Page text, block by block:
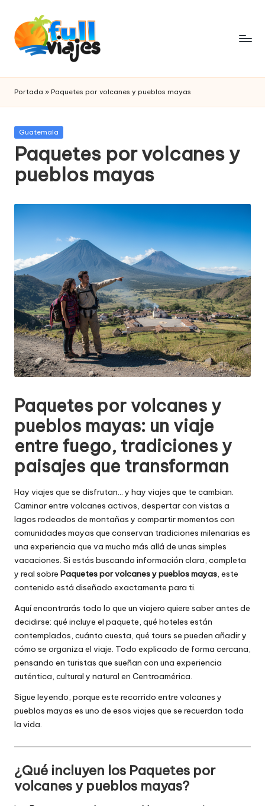
Saltar
contenido
F
u
ll
v
i
a
e
s
viajes
Portada » Paquetes por volcanes y pueblos mayas
Publicada
Guatemala
Paquetes por volcanes y
pueblos mayas
Paquetes por volcanes y
pueblos mayas: un viaje
entre fuego, tradiciones y
paisajes que transforman
Hay viajes que se disfrutan… y hay viajes que te cambian.
Caminar entre volcanes activos, despertar con vistas a
lagos rodeados de montañas y compartir momentos con
comunidades mayas que conservan tradiciones milenarias es
una experiencia que va mucho más allá de unas simples
vacaciones. Si estás buscando información clara, completa
y real sobre Paquetes por volcanes y pueblos mayas, este
contenido está diseñado exactamente para ti.
Aquí encontrarás todo lo que un viajero quiere saber antes de
decidirse: qué incluye el paquete, qué hoteles están
contemplados, cuánto cuesta, qué tours se pueden añadir y
cómo se organiza el viaje. Todo explicado de forma cercana,
pensando en turistas que sueñan con una experiencia
auténtica, cultural y natural en Centroamérica.
Sigue leyendo, porque este recorrido entre volcanes y
pueblos mayas es uno de esos viajes que se recuerdan toda
la vida.
¿Qué incluyen los Paquetes por
volcanes y pueblos mayas?